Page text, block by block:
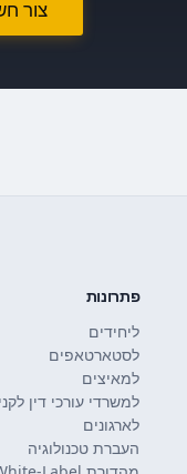
צור
פתרונות
ליחידים
לסטארטאפים
למאיצים
למשרדי עורכי דין
לארגונים
העברת טכנולוגיה